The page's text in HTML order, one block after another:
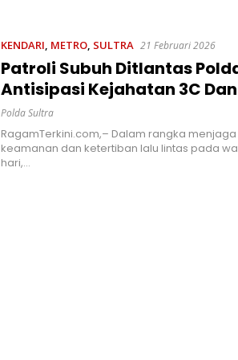
KENDARI, METRO, SULTRA 21 Februari 2026
Patroli Subuh Ditlantas
Antisipasi Kejahatan 3C
Liar, Situasi Aman Dan
Polda Sultra
RagamTerkini.com,– Dalam rangka menjaga
keamanan dan ketertiban lalu lintas pada
hari,…